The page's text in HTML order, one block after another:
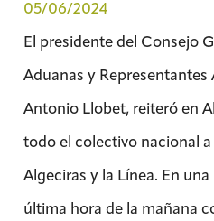
05/06/2024
El presidente del Consejo
Aduanas y Representantes
Antonio Llobet, reiteró en
todo el colectivo nacional
Algeciras y la Línea. En
última hora de la mañana